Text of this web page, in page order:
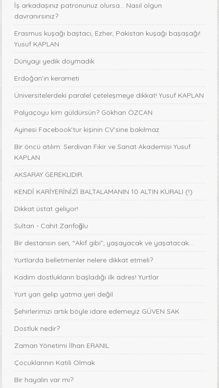
İş arkadaşınız patronunuz olursa… Nasıl olgun
davranırsınız?
Erasmus kuşağı baştacı, Ezher, Pakistan kuşağı başaşağı!
Yusuf KAPLAN
Dünyayı yedik doymadık
Erdoğan’ın kerameti
Üniversitelerdeki paralel çeteleşmeye dikkat! Yusuf KAPLAN
Palyaçoyu kim güldürsün? Gökhan ÖZCAN
Ayinesi Facebook’tur kişinin CV’sine bakılmaz
Bir öncü atılım: Serdivan Fikir ve Sanat Akademisi Yusuf
KAPLAN
AKSARAY GEREKLIDIR.
KENDİ KARİYERİNİZİ BALTALAMANIN 10 ALTIN KURALI (!)
Dikkat üstat geliyor!
Sultan - Cahit Zarifoğlu
Bir destansın sen, “Akif gibi”; yaşayacak ve yaşatacak...
Yurtlarda belletmenler nelere dikkat etmeli?
Kadim dostlukların başladığı ilk adres! Yurtlar
Yurt yan gelip yatma yeri değil
Şehirlerimizi artık böyle idare edemeyiz GÜVEN SAK
Dostluk nedir?
Zaman Yönetimi İlhan ERANIL
Çocuklarının Katili Olmak
Bir hayalin var mı?